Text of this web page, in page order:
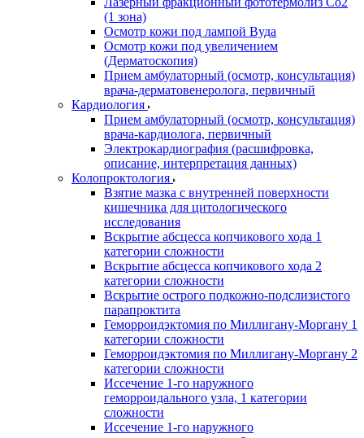
(1 зона)
Осмотр кожи под лампой Вуда
Осмотр кожи под увеличением
(Дерматоскопия)
Прием амбулаторный (осмотр, консультация)
врача-дерматовенеролога, первичный
Кардиология
Прием амбулаторный (осмотр, консультация)
врача-кардиолога, первичный
Электрокардиография (расшифровка,
описание, интерпретация данных)
Колопроктология
Взятие мазка с внутренней поверхности
кишечника для цитологического
исследования
Вскрытие абсцесса копчикового хода 1
категории сложности
Вскрытие абсцесса копчикового хода 2
категории сложности
Вскрытие острого подкожно-подслизистого
парапроктита
Геморроидэктомия по Миллигану-Моргану 1
категории сложности
Геморроидэктомия по Миллигану-Моргану 2
категории сложности
Иссечение 1-го наружного
геморроидального узла, 1 категории
сложности
Иссечение 1-го наружного